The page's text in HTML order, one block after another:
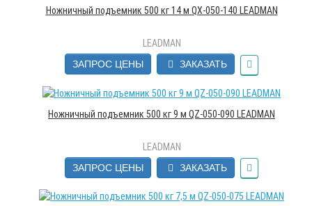
Ножничный подъемник 500 кг 14 м QX-050-140 LEADMAN
LEADMAN
ЗАПРОС ЦЕНЫ
ЗАКАЗАТЬ
Ножничный подъемник 500 кг 9 м QZ-050-090 LEADMAN
LEADMAN
ЗАПРОС ЦЕНЫ
ЗАКАЗАТЬ